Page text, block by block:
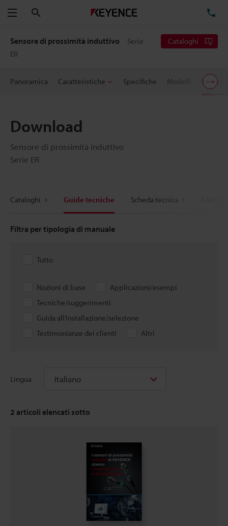
Menu
Sensore di prossimità induttivo
Serie
ER
Cataloghi
Panoramica Caratteristiche Specifiche Modelli
Download
Sensore di prossimità induttivo
Serie ER
Cataloghi Guide tecniche Scheda tecnica
Filtra per tipologia di manuale
Tutto
Nozioni di base
Applicazioni/esempi
Tecniche/suggerimenti
Guida all’installazione/selezione
Testimonianze dei clienti
Altri
Lingua Italiano
2 articoli elencati sotto